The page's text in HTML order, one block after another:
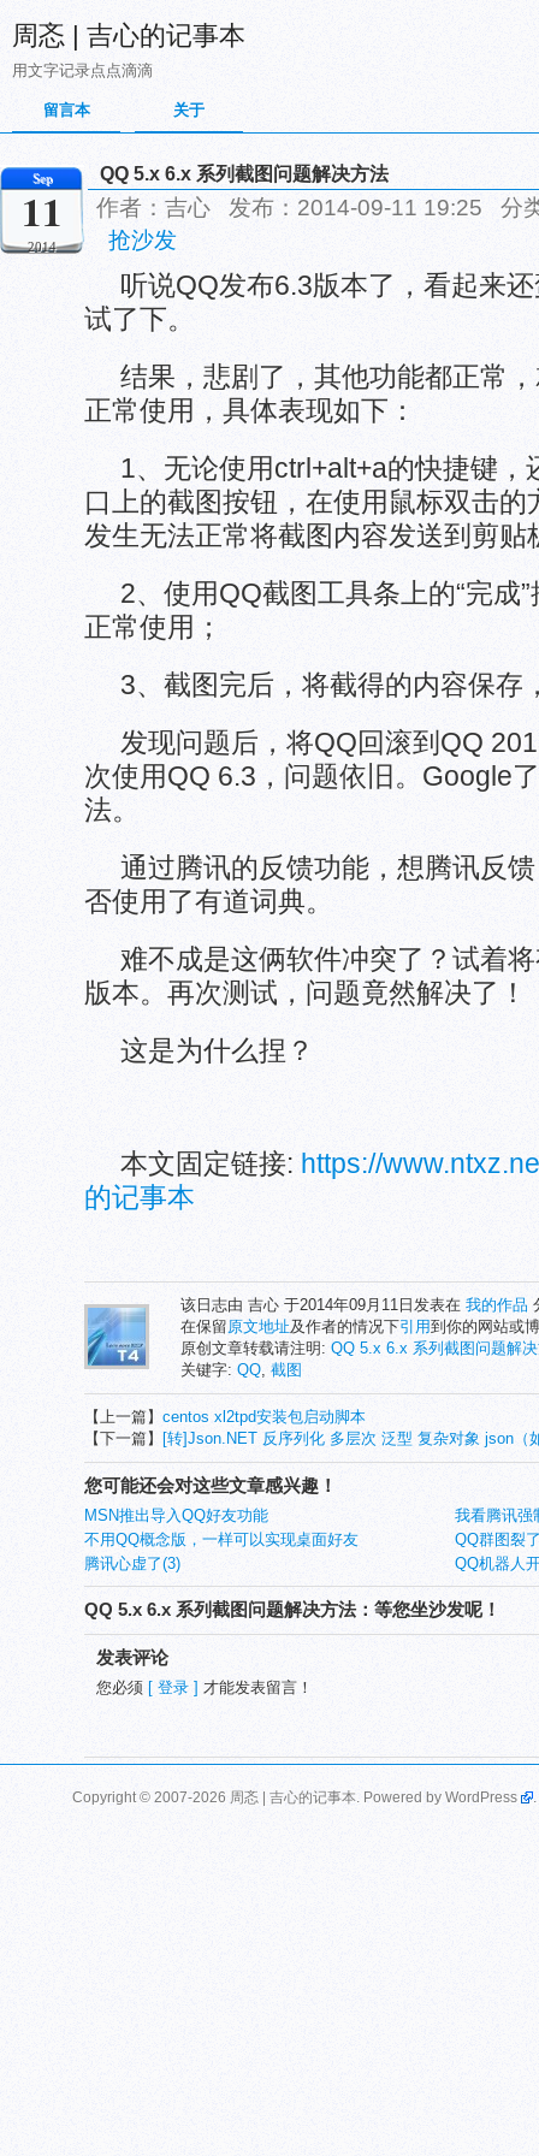
周忞 | 吉心的记事本
用文字记录点点滴滴
留言本 关于
Sep
11
2014
QQ 5.x 6.x 系列截图问题解决方法
作者：吉心 发布：2014-09-11 19:25 分
抢沙发
听说QQ发布6.3版本了，看起来
试了下。
结果，悲剧了，其他功能都正常
正常使用，具体表现如下：
1、无论使用ctrl+alt+a的快捷键，
口上的截图按钮，在使用鼠标双击
发生无法正常将截图内容发送到剪贴
2、使用QQ截图工具条上的“完成
正常使用；
3、截图完后，将截得的内容保存
发现问题后，将QQ回滚到QQ
次使用QQ 6.3，问题依旧。Google
法。
通过腾讯的反馈功能，想腾讯反
否使用了有道词典。
难不成是这俩软件冲突了？试着
版本。再次测试，问题竟然解决了！
这是为什么捏？
本文固定链接: https://
的记事本
该日志由 吉心 于2014年09月11日发表在 我的作品
在保留原文地址及作者的情况下引用到你的网站或
原创文章转载请注明: QQ 5.x 6.x 系列截图问题解
关键字: QQ, 截图
【上一篇】 centos xl2tpd安装包启动脚本
【下一篇】
[转]Json.NET 反序列化 多层次 泛型 复杂对象 json（
您可能还会对这些文章感兴趣！
MSN推出导入QQ好友功能
我看腾讯强
不用QQ概念版，一样可以实现桌面好友
QQ群图裂
腾讯心虚了(3)
QQ机器人
QQ 5.x 6.x 系列截图问题解决方法：等您坐沙发呢！
发表评论
您必须 [ 登录 ] 才能发表留言！
Copyright © 2007-2026 周忞 | 吉心的记事本. Powered by WordPress